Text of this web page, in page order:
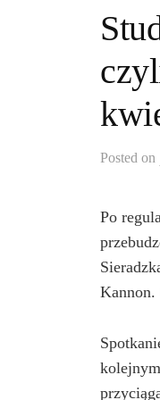
Posted on
Po
Kannon.